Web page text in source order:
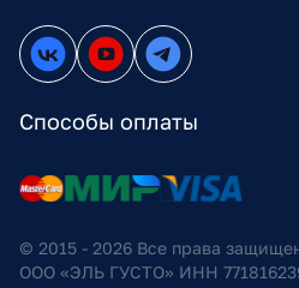
Способы оплаты
© 2015 - 2026 Все права
ООО «ЭЛЬ ГУСТО» ИНН